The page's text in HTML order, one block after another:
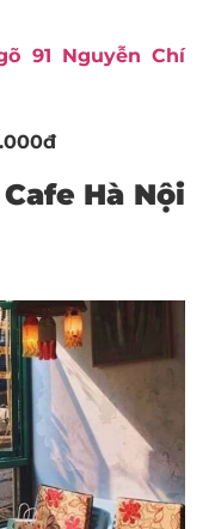
91 Nguyễn Chí
Hà Nội